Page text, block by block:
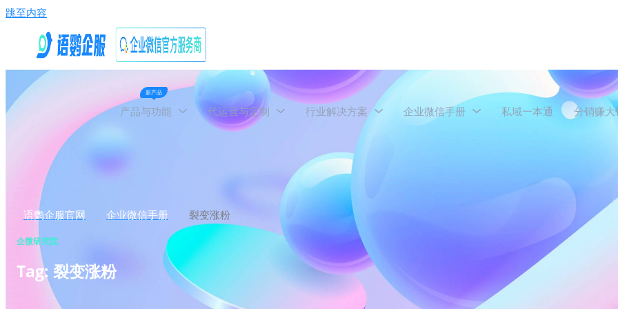
跳至内容
新产品
产品与功能 代运营与定制 行业解决方案 企业微信手册 私域一本通 分销赚大
语鹦企服官网 企业微信手册 裂变涨粉
企微研究院
Tag: 裂变涨粉